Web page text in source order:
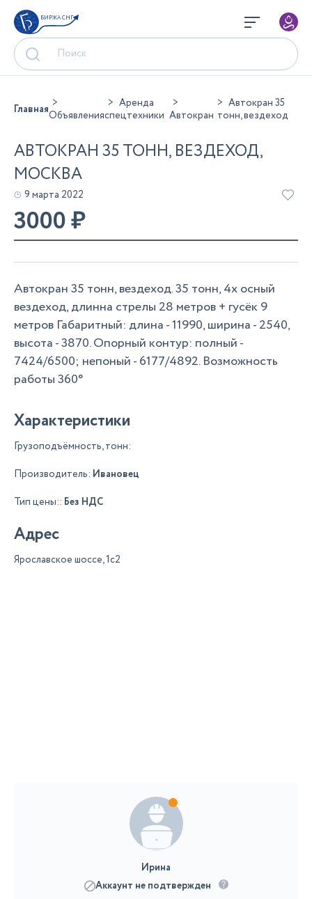
БИРЖА СНГ
ГлавнаяОбъявления
Аренда
спецтехники Автокран
Автокран 35
тонн, вездеход
АВТОКРАН 35 ТОНН, ВЕЗДЕХОД,
МОСКВА
9 марта 2022
3000₽
Автокран 35 тонн, вездеход. 35 тонн, 4х осный
вездеход, длинна стрелы 28 метров + гусёк 9
метров Габаритный: длина - 11990, ширина - 2540,
высота - 3870. Опорный контур: полный -
7424/6500; непоный - 6177/4892. Возможность
работы 360°
Характеристики
Грузоподъёмность, тонн:
Производитель: Ивановец
Тип цены:: Без НДС
Адрес
Ярославское шоссе, 1с2
Ирина
Аккаунт не подтвержден